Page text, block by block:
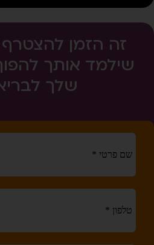
זה הזמן להצטרף
שילמד אותך
שלך